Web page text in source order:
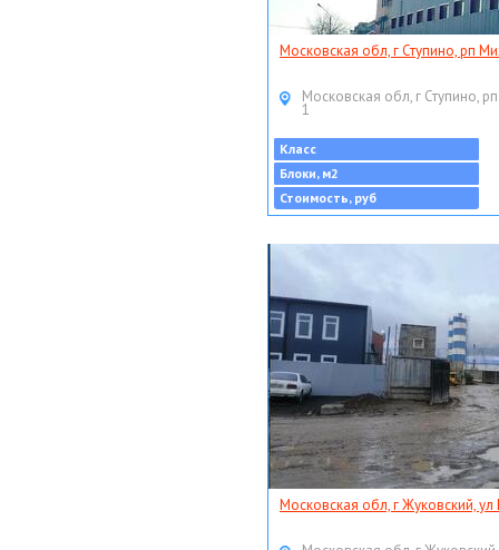
Московская обл, г Ступино, рп
Московская обл, г Ступино,
1
Класс
Блоки, м2
Стоимость, руб
Московская обл, г Жуковский,